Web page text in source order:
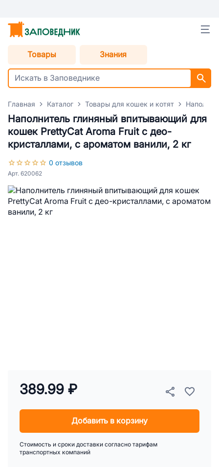
Товары Знания
Главная Каталог Товары для кошек и котят
Наполнитель глиняный впитывающий для
кошек PrettyCat Aroma Fruit с део-
кристаллами, с ароматом ванили, 2 кг
0 отзывов
Арт. 620062
389.99 ₽
Добавить в корзину
Стоимость и сроки доставки согласно тарифам
транспортных компаний